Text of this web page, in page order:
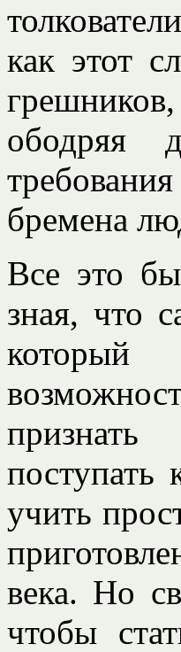
как этот
ободряя
бремена
Все это
зная, что
который
признать
учить
века. Но
чтобы